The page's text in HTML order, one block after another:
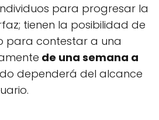
para progresar la
tienen la posibilidad de
para contestar a una
de una semana a
dependerá del alcance